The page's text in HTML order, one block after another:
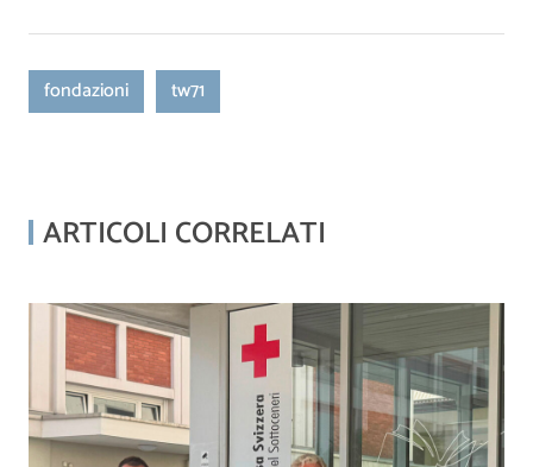
fondazioni tw71
ARTICOLI CORRELATI